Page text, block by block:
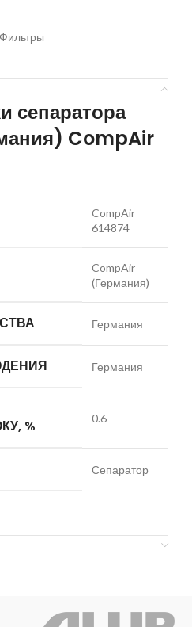
Фильтры
сепаратора
CompAir
CompAir
614874
CompAir
(Германия)
Германия
Германия
%
0.6
Сепаратор